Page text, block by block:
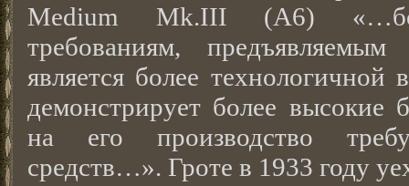
Medium Mk.III (A6)
требованиям,
является более
демонстрирует более высокие
на его производство
средств…». Гроте в 1933 году